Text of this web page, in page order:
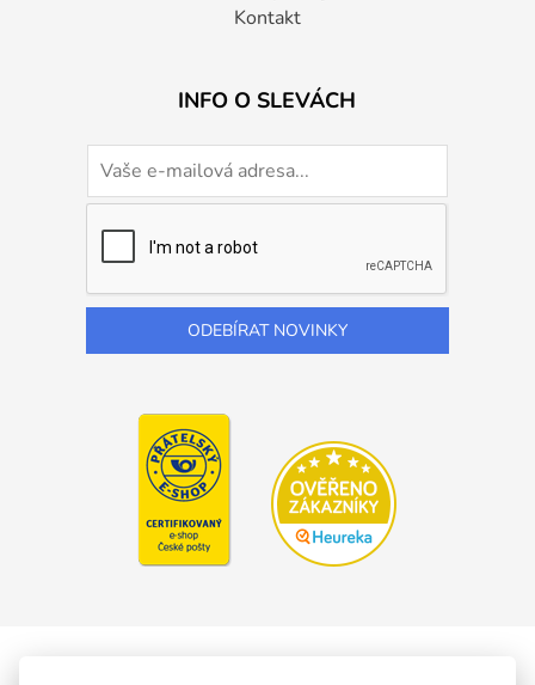
Kontakt
INFO O SLEVÁCH